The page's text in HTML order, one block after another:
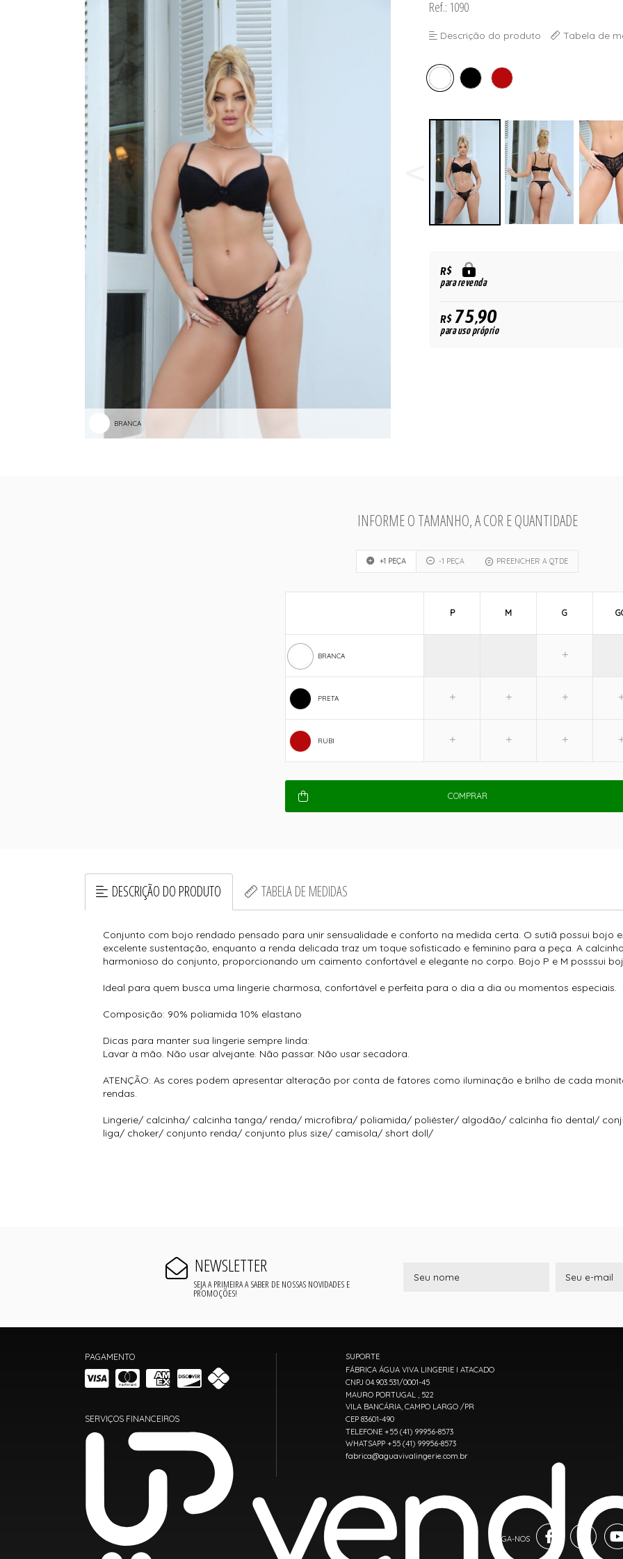
ROBE
BRANCA
Ref.: 1090
Descrição do produto Tabela de
R$
para revenda
R$75,90
para uso próprio
INFORME O TAMANHO, A COR E QUANTIDADE
+1 PEÇA -1 PEÇA PREENCHER A QTDE
BRANCA
PRETA
RUBI
P M G
COMPRAR
DESCRIÇÃO DO PRODUTO TABELA DE MEDIDAS
Conjunto com bojo rendado pensado para unir sensualidade e conforto na medida certa. O sutiã possui bojo
excelente sustentação, enquanto a renda delicada traz um toque sofisticado e feminino para a peça. A
harmonioso do conjunto, proporcionando um caimento confortável e elegante no corpo. Bojo P e M posssui
Ideal para quem busca uma lingerie charmosa, confortável e perfeita para o dia a dia ou momentos especiais.
Composição: 90% poliamida 10% elastano
Dicas para manter sua lingerie sempre linda:
Lavar à mão. Não usar alvejante. Não passar. Não usar secadora.
ATENÇÃO: As cores podem apresentar alteração por conta de fatores como iluminação e brilho de cada
rendas.
Lingerie/ calcinha/ calcinha tanga/ renda/ microfibra/ poliamida/ poliéster/ algodão/ calcinha fio dental/
liga/ choker/ conjunto renda/ conjunto plus size/ camisola/ short doll/
NEWSLETTER
SEJA A PRIMEIRA A SABER DE NOSSAS NOVIDADES E
PROMOÇÕES!
PAGAMENTO
SERVIÇOS FINANCEIROS
SUPORTE
FÁBRICA ÁGUA VIVA LINGERIE I ATACADO
CNPJ 04.903.531/0001-45
MAURO PORTUGAL , 522
VILA BANCÁRIA, CAMPO LARGO /PR
CEP 83601-490
TELEFONE +55 (41) 99956-8573
WHATSAPP +55 (41) 99956-8573
fabrica@aguavivalingerie.com.br